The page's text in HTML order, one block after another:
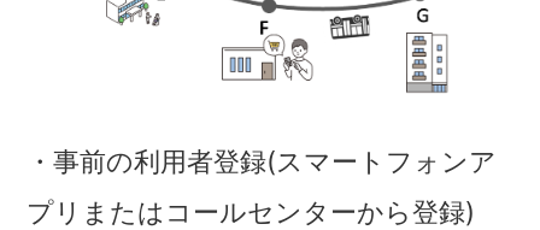
・事前の利用者登録(スマートフォンア
プリまたはコールセンターから登録)